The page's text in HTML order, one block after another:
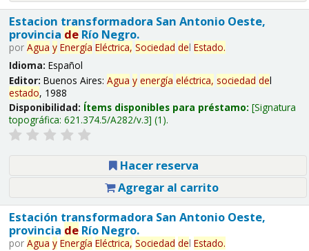
Estacion transformadora San Antonio Oeste,
provincia deRío Negro.
por Agua y Energía Eléctrica, Sociedad del Estado.
Idioma: Español
Editor: Buenos Aires: Agua y energía eléctrica, sociedad del
estado, 1988
Disponibilidad: Ítems disponibles para préstamo: Signatura
topográfica: 621.374.5/A282/v.3 (1).
Hacer reserva
Agregar al carrito
Estación transformadora San Antonio Oeste,
provincia deRío Negro.
por Agua y Energía Eléctrica, Sociedad del Estado.